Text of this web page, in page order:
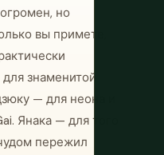
но
вы примете,
знаменитой
— для неона и
Янака — для того
пережил